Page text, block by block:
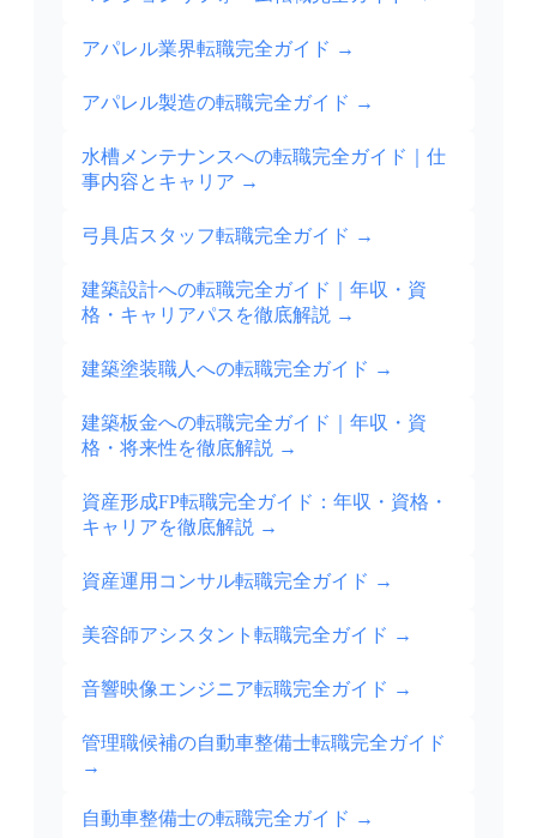
アパレル業界転職完全ガイド →
アパレル製造の転職完全ガイド →
水槽メンテナンスへの転職完全ガイド｜仕
事内容とキャリア →
弓具店スタッフ転職完全ガイド →
建築設計への転職完全ガイド｜年収・資
格・キャリアパスを徹底解説 →
建築塗装職人への転職完全ガイド →
建築板金への転職完全ガイド｜年収・資
格・将来性を徹底解説 →
資産形成FP転職完全ガイド：年収・資格・
キャリアを徹底解説 →
資産運用コンサル転職完全ガイド →
美容師アシスタント転職完全ガイド →
音響映像エンジニア転職完全ガイド →
管理職候補の自動車整備士転職完全ガイド
→
自動車整備士の転職完全ガイド →